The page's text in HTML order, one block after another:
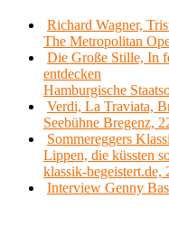
Richard Wagner,
The Metropolitan
Die Große Stille, In
entdecken
Hamburgische
Verdi, La Traviata,
Seebühne Bregenz,
Sommereggers
Lippen, die küssten
klassik-begeistert.de,
Interview Genny